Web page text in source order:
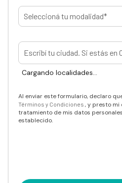
Cargando localidades...
Al enviar este formulario, declaro
Términos y Condiciones , y presto mi
tratamiento de mis datos
establecido.